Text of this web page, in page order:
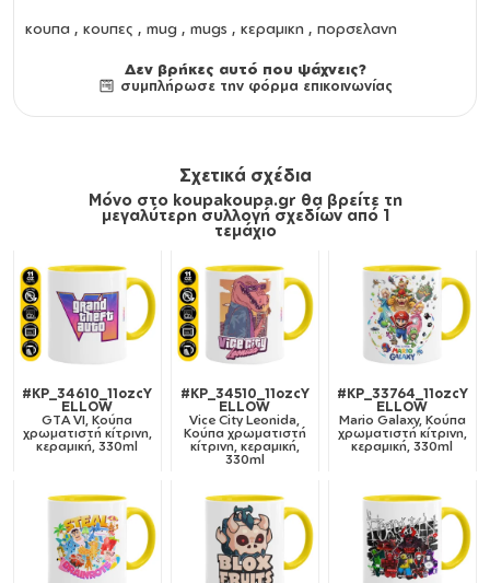
κουπα , κουπες , mug , mugs , κεραμικη , πορσελανη
Δεν βρήκες αυτό που ψάχνεις?
συμπλήρωσε την φόρμα επικοινωνίας
Σχετικά σχέδια
Μόνο στο koupakoupa.gr θα βρείτε τη
μεγαλύτερη συλλογή σχεδίων από 1
τεμάχιο
#KP_34610_11ozcY
ELLOW
GTA VI, Κούπα
χρωματιστή κίτρινη,
κεραμική, 330ml
#KP_34510_11ozcY
ELLOW
Vice City Leonida,
Κούπα χρωματιστή
κίτρινη, κεραμική,
330ml
#KP_33764_11ozcY
ELLOW
Mario Galaxy, Κούπα
χρωματιστή κίτρινη,
κεραμική, 330ml